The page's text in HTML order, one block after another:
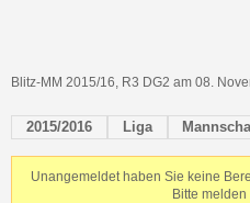
Blitz-MM 2015/16, R3 DG2 am 08.
2015/2016 Liga
Unangemeldet haben Sie keine
Bitte